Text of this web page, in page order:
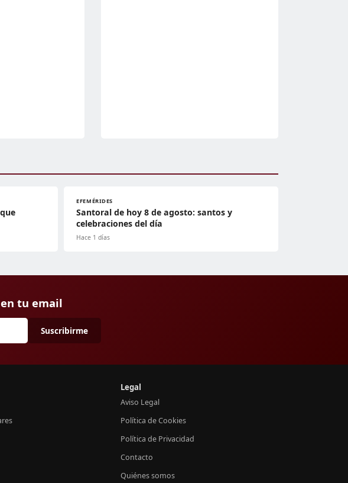
EFEMÉRIDES
Santoral de hoy 8 de agosto: santos y
celebraciones del día
Hace 1 días
tu email
Suscribirme
Legal
Aviso Legal
Política de Cookies
Política de Privacidad
Contacto
Quiénes somos